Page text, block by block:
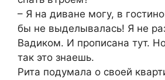
– Я на диване могу, в
бы не выделывалась! Я не
Вадиком. И прописана тут.
так это знаешь.
Рита подумала о своей